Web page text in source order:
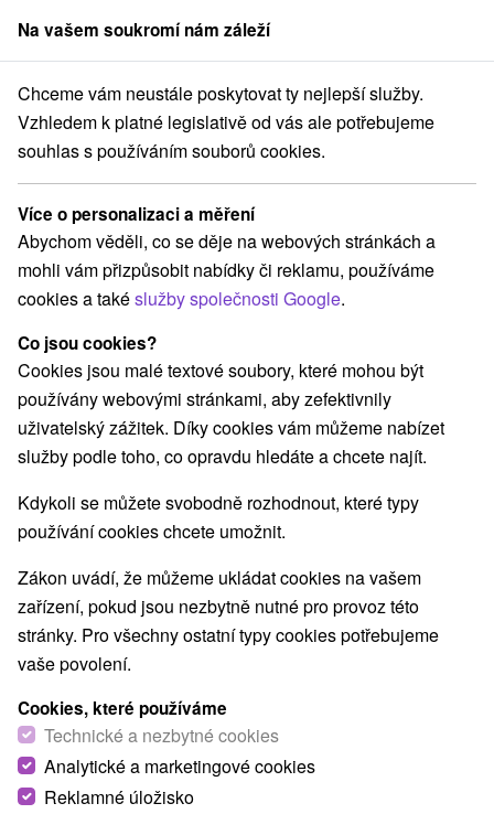
člen skupinySorger
Tatry Letní útěk do Tater: Relax pod Gerlachovským štítem
Letní útěk do Tater: Relax pod
Gerlachovským štítem
Hotel Avalanche★★★Štôla, Vysoké Tatry
Vybrat termín
Navigovat do místa
9,2 vynikající·61 recenzí
Na vašem soukromí nám záleží
Chceme vám neustále poskytovat ty nejlepší služby.
Vzhledem k platné legislativě od vás ale potřebujeme
souhlas s používáním souborů cookies.
Více o personalizaci a měření
Abychom věděli, co se děje na webových stránkách a
mohli vám přizpůsobit nabídky či reklamu, používáme
cookies a takéslužby společnosti Google.
Co jsou cookies?
Cookies jsou malé textové soubory, které mohou být
používány webovými stránkami, aby zefektivnily
uživatelský zážitek. Díky cookies vám můžeme nabízet
služby podle toho, co opravdu hledáte a chcete najít.
Kdykoli se můžete svobodně rozhodnout, které typy
používání cookies chcete umožnit.
Zákon uvádí, že můžeme ukládat cookies na vašem
zařízení, pokud jsou nezbytně nutné pro provoz této
stránky. Pro všechny ostatní typy cookies potřebujeme
vaše povolení.
Cookies, které používáme
Technické a nezbytné cookies
Analytické a marketingové cookies
Reklamné úložisko